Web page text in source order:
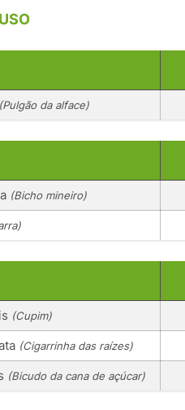
(Pulgão da alface)
(Bicho mineiro)
(Cupim)
(Cigarrinha das raízes)
(Bicudo da cana de açúcar)